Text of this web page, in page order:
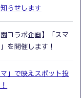
らせします
園コラボ企画】「スマ
を開催します！
マ」で映えスポット投